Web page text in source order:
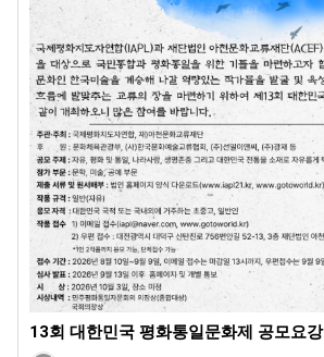
13회 대한민국 평화통일문화제 공모요강